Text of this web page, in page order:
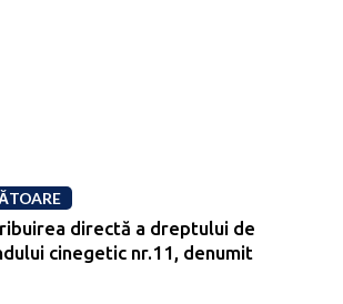
directă a dreptului de
cinegetic nr.11, denumit